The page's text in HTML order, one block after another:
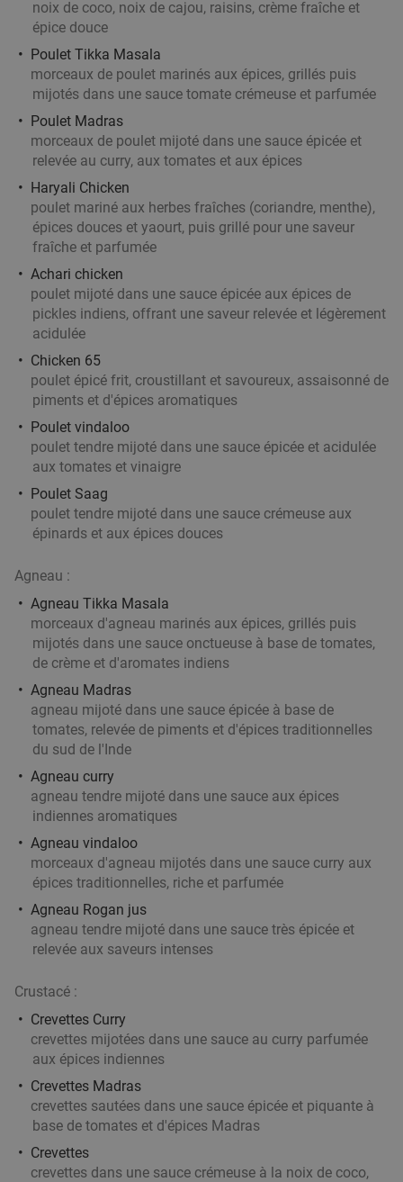
Vendu : 40
Spareribs à volonté + dame blanche
Demain Me Je
Ve
The Famous Belvedere
Heuvelland 27 min.
Vendu : 56 Régulier 35,50
Menu pizza en 2 services à la carte sur place
ou à emporter à Tournai
Aujourd'hui Demain Ma Me Je
Ve
Chez Roger Pizzeria
Tournai
Vendu : 129
All-You-Can-Eat & Drink (3,5 uur)
Aujourd'hui Demain
Hollywok
8.0star
Kortrijk
Vendu : 543
33,90
Aziatisch 4-gangendiner of -lunch à la carte +
amuse bij Hof Van Confucius
Aujourd'hui Demain
Bistro Hof Van Confucius
Kortrijk
Vendu : 73 Régulier 52 ,20
noix de coco, noix de cajou, raisins, crème fraîche et
épice douce
Poulet Tikka Masala
morceaux de poulet marinés aux épices, grillés puis
mijotés dans une sauce tomate crémeuse et parfumée
Poulet Madras
morceaux de poulet mijoté dans une sauce épicée et
relevée au curry, aux tomates et aux épices
Haryali Chicken
poulet mariné aux herbes fraîches (coriandre, menthe),
épices douces et yaourt, puis grillé pour une saveur
fraîche et parfumée
Achari chicken
poulet mijoté dans une sauce épicée aux épices de
pickles indiens, offrant une saveur relevée et légèrement
acidulée
Chicken 65
poulet épicé frit, croustillant et savoureux, assaisonné de
piments et d'épices aromatiques
Poulet vindaloo
poulet tendre mijoté dans une sauce épicée et acidulée
aux tomates et vinaigre
Poulet Saag
poulet tendre mijoté dans une sauce crémeuse aux
épinards et aux épices douces
Agneau :
Agneau Tikka Masala
morceaux d'agneau marinés aux épices, grillés puis
mijotés dans une sauce onctueuse à base de tomates,
de crème et d'aromates indiens
Agneau Madras
agneau mijoté dans une sauce épicée à base de
tomates, relevée de piments et d'épices traditionnelles
du sud de l'Inde
Agneau curry
agneau tendre mijoté dans une sauce aux épices
indiennes aromatiques
Agneau vindaloo
morceaux d'agneau mijotés dans une sauce curry aux
épices traditionnelles, riche et parfumée
Agneau Rogan jus
agneau tendre mijoté dans une sauce très épicée et
relevée aux saveurs intenses
Crustacé :
Crevettes Curry
crevettes mijotées dans une sauce au curry parfumée
aux épices indiennes
Crevettes Madras
crevettes sautées dans une sauce épicée et piquante à
base de tomates et d'épices Madras
Crevettes
crevettes dans une sauce crémeuse à la noix de coco,